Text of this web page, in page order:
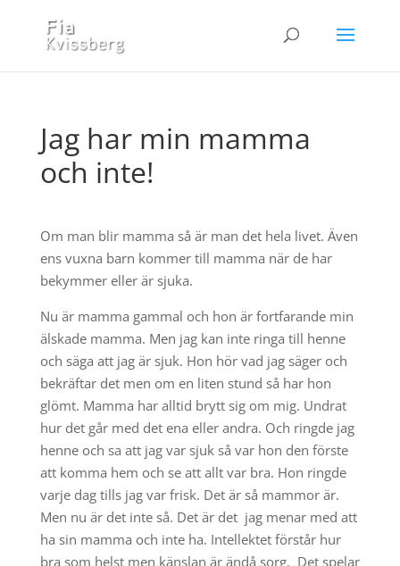
Jag har min mamma
och inte!
Om man blir mamma så är man det hela livet. Även
ens vuxna barn kommer till mamma när de har
bekymmer eller är sjuka.
Nu är mamma gammal och hon är fortfarande min
älskade mamma. Men jag kan inte ringa till henne
och säga att jag är sjuk. Hon hör vad jag säger och
bekräftar det men om en liten stund så har hon
glömt. Mamma har alltid brytt sig om mig. Undrat
hur det går med det ena eller andra. Och ringde jag
henne och sa att jag var sjuk så var hon den förste
att komma hem och se att allt var bra. Hon ringde
varje dag tills jag var frisk. Det är så mammor är.
Men nu är det inte så. Det är det jag menar med att
ha sin mamma och inte ha. Intellektet förstår hur
bra som helst men känslan är ändå sorg. Det spelar